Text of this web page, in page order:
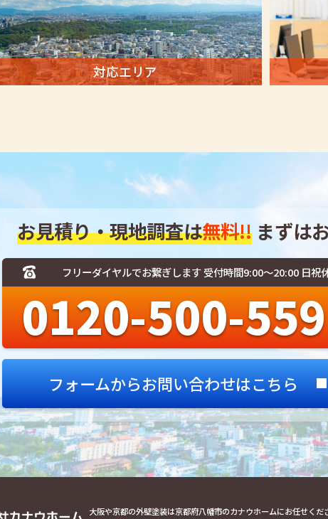
対応エリア
お見積り・現地調査は無料!! まずは
フリーダイヤルでお繋ぎします 受付時間9:00～20:00 日祝
0120-500-559
フォームからお問い合わせはこちら
大阪や京都の外壁塗装は京都府八幡市のカナウホームにお任せくだ